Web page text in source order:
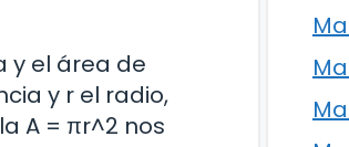
y el área de
y r el radio,
A = πr^2 nos